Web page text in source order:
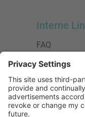
Interne
FAQ
Impressum
Presse
Urheberrecht